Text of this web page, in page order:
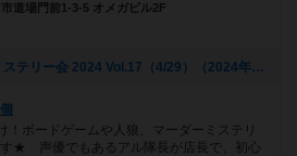
道場門前1-3-5 オメガビル2F
[NEW] ALSPIELマーダーミステリー会 2024 Vol.17（4/29）（2024年04月01日 19時47分）
！ボードゲームや人狼、マーダーミステリ
す★ 声優でもあるアル隊長が店長で、初心